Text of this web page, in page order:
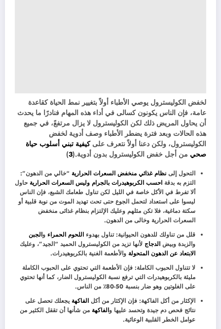
لخفض الكوليسترول يوصي الأطباء أولاً بتغيير نمط الحياة كقاعدة
عامة، فإن الناس يكونون كسالى في أداء هذه المهام فنادرًا ما يحدث
أن يحاول المريض ذلك لكن الكوليسترول لا يزال مرتفعً، في جميع
هذه الحالات وبعد فترة يضطر الأطباء وصف أدوية لخفض
الكوليسترول، ولكن دعنا أولاً نتعرف علىكيفية تبني أسلوب حياة
صحي من أجل خفض الكوليسترول بدون أدوية.(3
)
التحول إلى نظام غذائي منخفض السعرات الحرارية “خالي من الدهون”:
التزم به بدقة احسب الكربوهيدرات بالجرام وليس السعرات الحرارية حاول
ألا تفرط في الأكل خاصة في الليل لكن تناول طعامك الشبع، فإن الناس
ليسوا على استعداد لتحمل الجوع حتى تحت تهديد الموت من نوبة قلبية أو
سكتة دماغية، فلا تكن مثلهم وعليك الإلتزام بنظام غذائى منخفض
السعرات الحرارية وخالى من الدهون.
قلل من تناولك للدهون الحيوانية: تناول بهدوء اللحوم الحمراء والجبن
والزبدة وبيض الدجاج لأنها تزيد من الكوليسترول الحميد “الجيد”، وعليك
الابتعاد عن الدهون المتحولة والأطعمة الغنية بالكربوهيدرات.
لا تتناول الحبوب الكاملة: فإن الأطعمة التي تحتوي على الحبوب الكاملة
مليئة بالكربوهيدرات التي ترفع نسبة الكوليسترول الضار، كما أنها تحتوي
على الغلوتين وهو ضار بنسبة 50-80٪ من الناس.
الإكثار من أكل الفاكهة: فإن الإكثار من أكل الفاكهةيجعلك تحصل على
نتائج فحص دم جيدة وتحسد عليها والفاكهة من شأنها أن تققل الكثير من
عوامل الخطر القلبية الوعائية.